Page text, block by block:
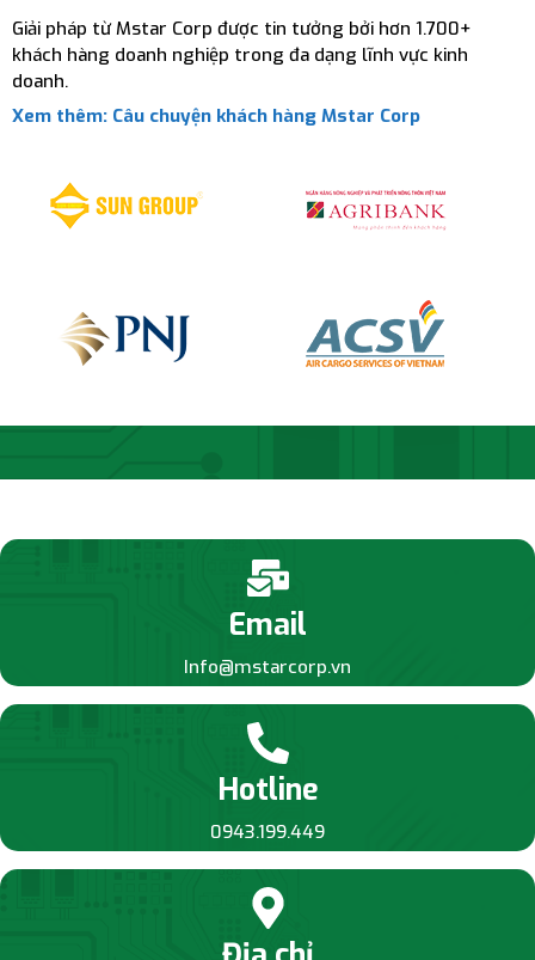
Giải pháp từ Mstar Corp được tin tưởng bởi hơn 1.700+
khách hàng doanh nghiệp trong đa dạng lĩnh vực kinh
doanh.
Xem thêm: Câu chuyện khách hàng Mstar Corp
Email
Info@mstarcorp.vn
Hotline
0943.199.449